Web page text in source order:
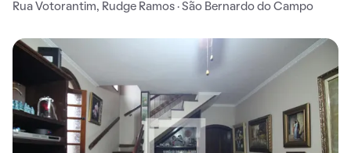
Rua Votorantim, Rudge Ramos · São Bernardo do Campo